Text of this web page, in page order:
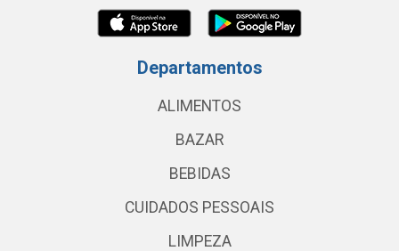
Departamentos
ALIMENTOS
BAZAR
BEBIDAS
CUIDADOS PESSOAIS
LIMPEZA